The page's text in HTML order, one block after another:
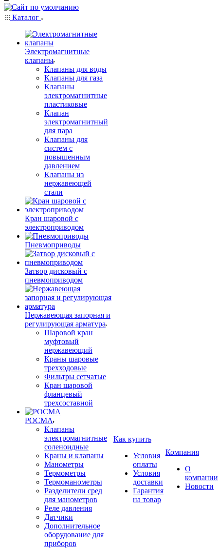
Каталог
Электромагнитные
клапаны
Клапаны для воды
Клапаны для газа
Клапаны
электромагнитные
пластиковые
Клапан
электромагнитный
для пара
Клапаны для
систем с
повышенным
давлением
Клапаны из
нержавеющей
стали
Кран шаровой с
электроприводом
Пневмоприводы
Затвор дисковый с
пневмоприводом
Нержавеющая запорная и
регулирующая арматура
Шаровой кран
муфтовый
нержавеющий
Краны шаровые
трехходовые
Фильтры сетчатые
Кран шаровой
фланцевый
трехсоставной
РОСМА
Клапаны
электромагнитные
соленоидные
Краны и клапаны
Манометры
Термометры
Термоманометры
Разделители сред
для манометров
Реле давления
Датчики
Дополнительное
оборудование для
приборов
Как купить
Условия
оплаты
Условия
доставки
Гарантия
на товар
Компания
О
компании
Новости